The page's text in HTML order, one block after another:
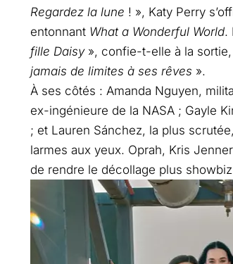
Regardez la lune ! », Katy Perry
entonnant What a Wonderful World.
fille Daisy», confie-t-elle à la
jamais de limites à ses rêves ».
À ses côtés : Amanda Nguyen,
ex-ingénieure de la NASA ; Gayle
; et Lauren Sánchez, la plus
larmes aux yeux. Oprah, Kris
de rendre le décollage plus showbiz